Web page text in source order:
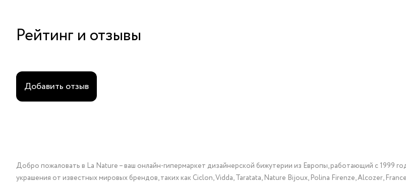
Рейтинг и отзывы
Добавить отзыв
Добро пожаловать в La Nature – ваш онлайн-гипермаркет дизайнерской бижутерии из Европы, работающий с 1999
украшения от известных мировых брендов, таких как Ciclon, Vidda, Taratata, Nature Bijoux, Polina Firenze, Alcozer,